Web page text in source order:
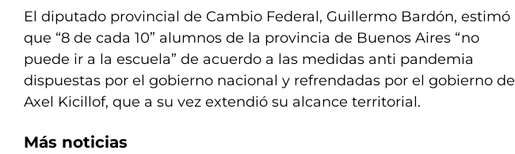
El diputado provincial de Cambio Federal, Guillermo Bardón, estimó
que “8 de cada 10” alumnos de la provincia de Buenos Aires “no
puede ir a la escuela” de acuerdo a las medidas anti pandemia
dispuestas por el gobierno nacional y refrendadas por el gobierno de
Axel Kicillof, que a su vez extendió su alcance territorial.
Más noticias